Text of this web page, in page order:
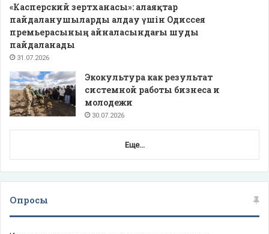
«Касперский зертханасы»: алаяқтар
пайдаланушыларды алдау үшін Одиссея
премьерасының айналасындағы шуды
пайдаланады
31.07.2026
Экокультура как результат
системной работы бизнеса и
молодежи
30.07.2026
Еще...
Опросы